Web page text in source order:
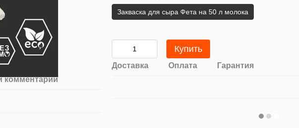
комментарий
Закваска для сыра Фета на 50 л молока
Купить
Доставка Оплата Гарантия